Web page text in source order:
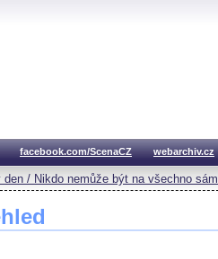
facebook.com/ScenaCZ webarchiv.cz
/ Nikdo nemůže být na všechno sám